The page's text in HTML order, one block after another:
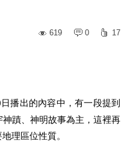
619
0 17
日播出的內容中，有一段提到
蹟、神明故事為主，這裡再
理區位性質。